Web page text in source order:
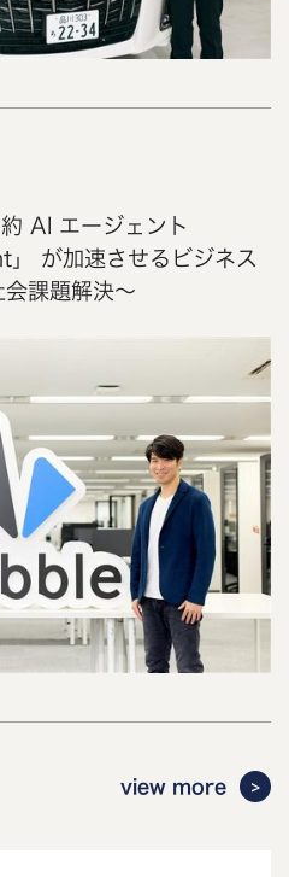
AI エージェント
が加速させるビジネス
課題解決〜
view more